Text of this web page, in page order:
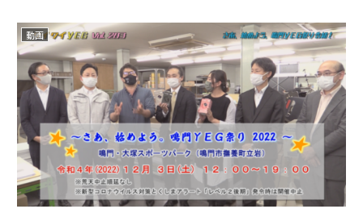
動画